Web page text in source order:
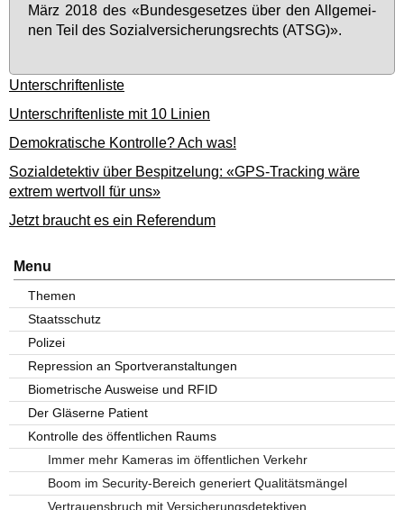
März 2018 des «Bun­des­ge­set­zes über den All­ge­mei­
nen Teil des So­zi­al­ver­si­che­rungs­rechts (ATSG)».
Unterschriftenliste
Unterschriftenliste mit 10 Linien
Demokratische Kontrolle? Ach was!
Sozialdetektiv über Bespitzelung: «GPS-Tracking wäre
extrem wertvoll für uns»
Jetzt braucht es ein Referendum
Menu
Themen
Staatsschutz
Polizei
Repression an Sportveranstaltungen
Biometrische Ausweise und RFID
Der Gläserne Patient
Kontrolle des öffentlichen Raums
Immer mehr Kameras im öffentlichen Verkehr
Boom im Security-Bereich generiert Qualitätsmängel
Vertrauensbruch mit Versicherungsdetektiven